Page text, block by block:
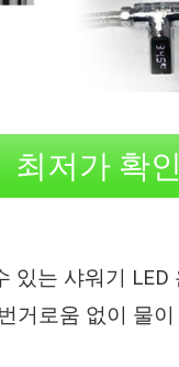
최저가 확
있는 샤워기 LED
거로움 없이 물